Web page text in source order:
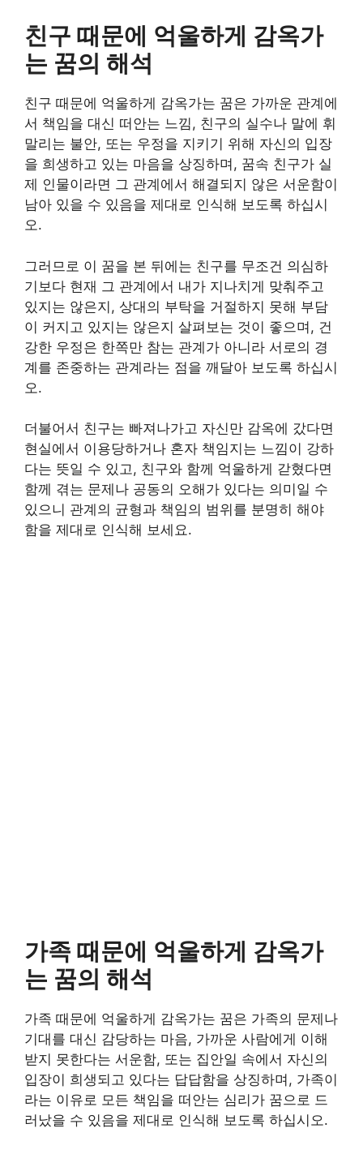
친구 때문에 억울하게 감옥가
는 꿈의 해석
친구 때문에 억울하게 감옥가는 꿈은 가까운 관계에
서 책임을 대신 떠안는 느낌, 친구의 실수나 말에 휘
말리는 불안, 또는 우정을 지키기 위해 자신의 입장
을 희생하고 있는 마음을 상징하며, 꿈속 친구가 실
제 인물이라면 그 관계에서 해결되지 않은 서운함이
남아 있을 수 있음을 제대로 인식해 보도록 하십시
오.
그러므로 이 꿈을 본 뒤에는 친구를 무조건 의심하
기보다 현재 그 관계에서 내가 지나치게 맞춰주고
있지는 않은지, 상대의 부탁을 거절하지 못해 부담
이 커지고 있지는 않은지 살펴보는 것이 좋으며, 건
강한 우정은 한쪽만 참는 관계가 아니라 서로의 경
계를 존중하는 관계라는 점을 깨달아 보도록 하십시
오.
더불어서 친구는 빠져나가고 자신만 감옥에 갔다면
현실에서 이용당하거나 혼자 책임지는 느낌이 강하
다는 뜻일 수 있고, 친구와 함께 억울하게 갇혔다면
함께 겪는 문제나 공동의 오해가 있다는 의미일 수
있으니 관계의 균형과 책임의 범위를 분명히 해야
함을 제대로 인식해 보세요.
가족 때문에 억울하게 감옥가
는 꿈의 해석
가족 때문에 억울하게 감옥가는 꿈은 가족의 문제나
기대를 대신 감당하는 마음, 가까운 사람에게 이해
받지 못한다는 서운함, 또는 집안일 속에서 자신의
입장이 희생되고 있다는 답답함을 상징하며, 가족이
라는 이유로 모든 책임을 떠안는 심리가 꿈으로 드
러났을 수 있음을 제대로 인식해 보도록 하십시오.